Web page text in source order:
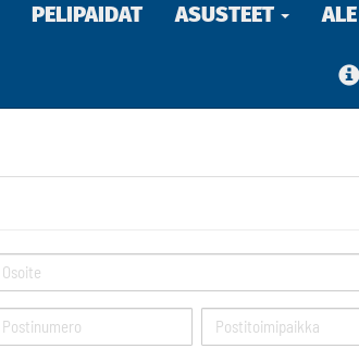
PELIPAIDAT ASUSTEET ALE